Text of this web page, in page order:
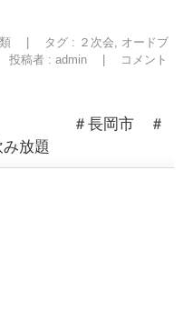
タグ : ２次会, オードブ
投稿者 : admin
コメント
漬け ＃長岡市 ＃
放題